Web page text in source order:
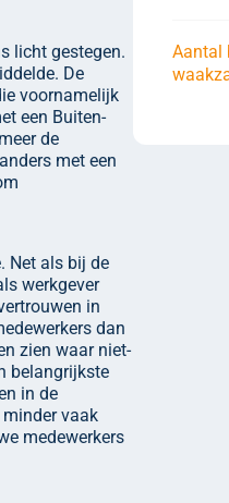
licht gestegen.
De
voornamelijk
een Buiten-
de
met een
Net als bij de
werkgever
in
dan
zien waar niet-
belangrijkste
in de
minder vaak
medewerkers
Aantal